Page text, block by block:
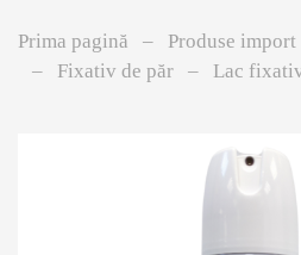
Prima pagină Produse import
Fixativ de păr
Lac